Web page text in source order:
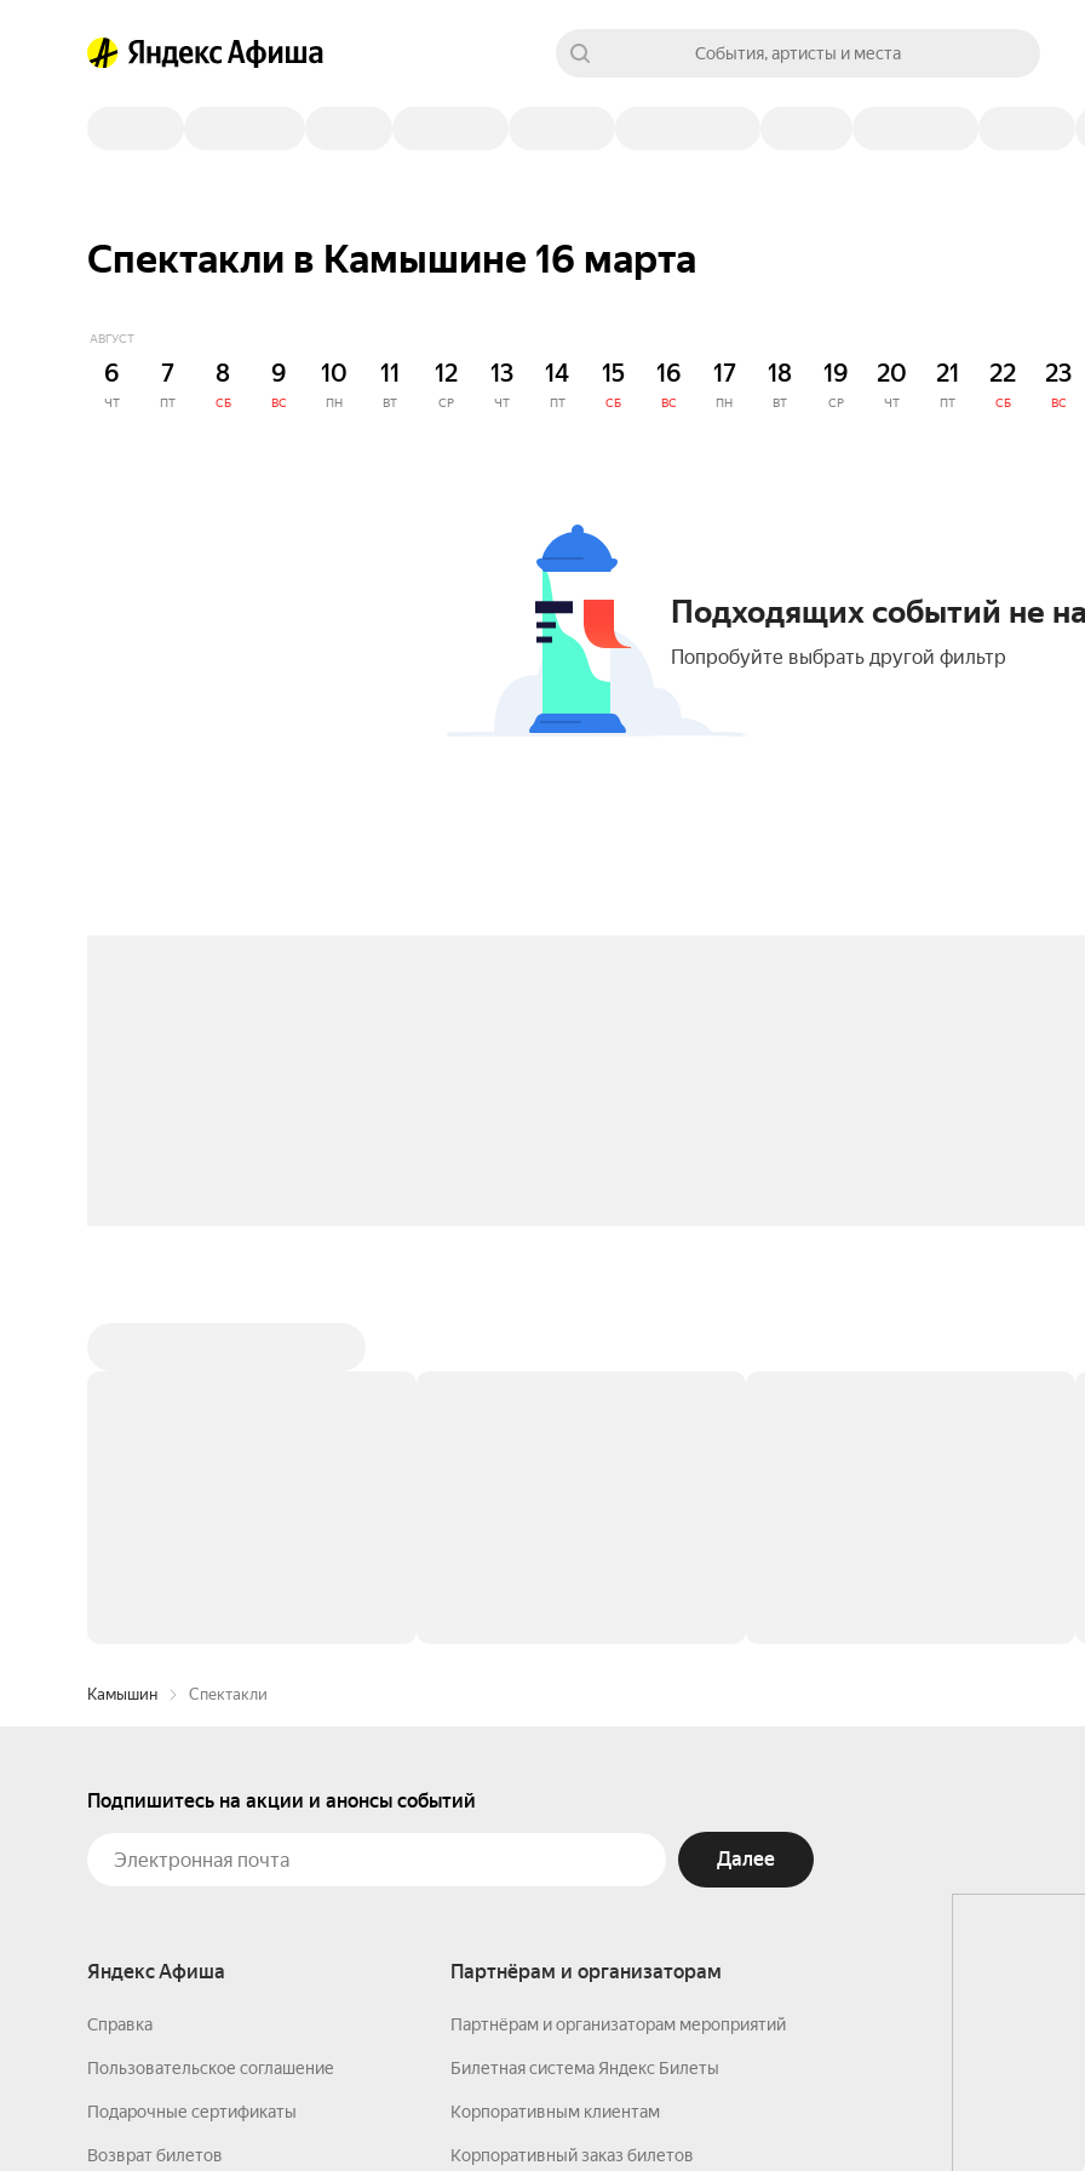
События, артисты и места
Спектакли в Камышине 16 марта
АВГУСТ
6
ЧТ
7
ПТ
8
СБ
9
ВС
10
ПН
11
ВТ
12
СР
13
ЧТ
14
ПТ
15
СБ
16
ВС
17
ПН
18
ВТ
19
СР
20
ЧТ
21
ПТ
22
СБ
23
ВС
Подходящих событий не
Попробуйте выбрать другой фильтр
Камышин Спектакли
Подпишитесь на акции и анонсы событий
Далее
Яндекс Афиша
Справка
Пользовательское соглашение
Подарочные сертификаты
Возврат билетов
Партнёрам и организаторам
Партнёрам и организаторам мероприятий
Билетная система Яндекс Билеты
Корпоративным клиентам
Корпоративный заказ билетов